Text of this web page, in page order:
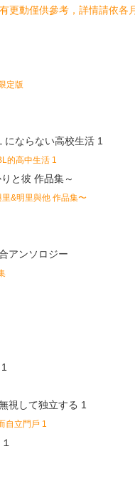
更動僅供參考，詳情請依各
定版
ならない高校生活 1
的高中生活 1
と彼 作品集～
&明里與他 作品集〜
アンソロジー
視して独立する 1
自立門戶 1